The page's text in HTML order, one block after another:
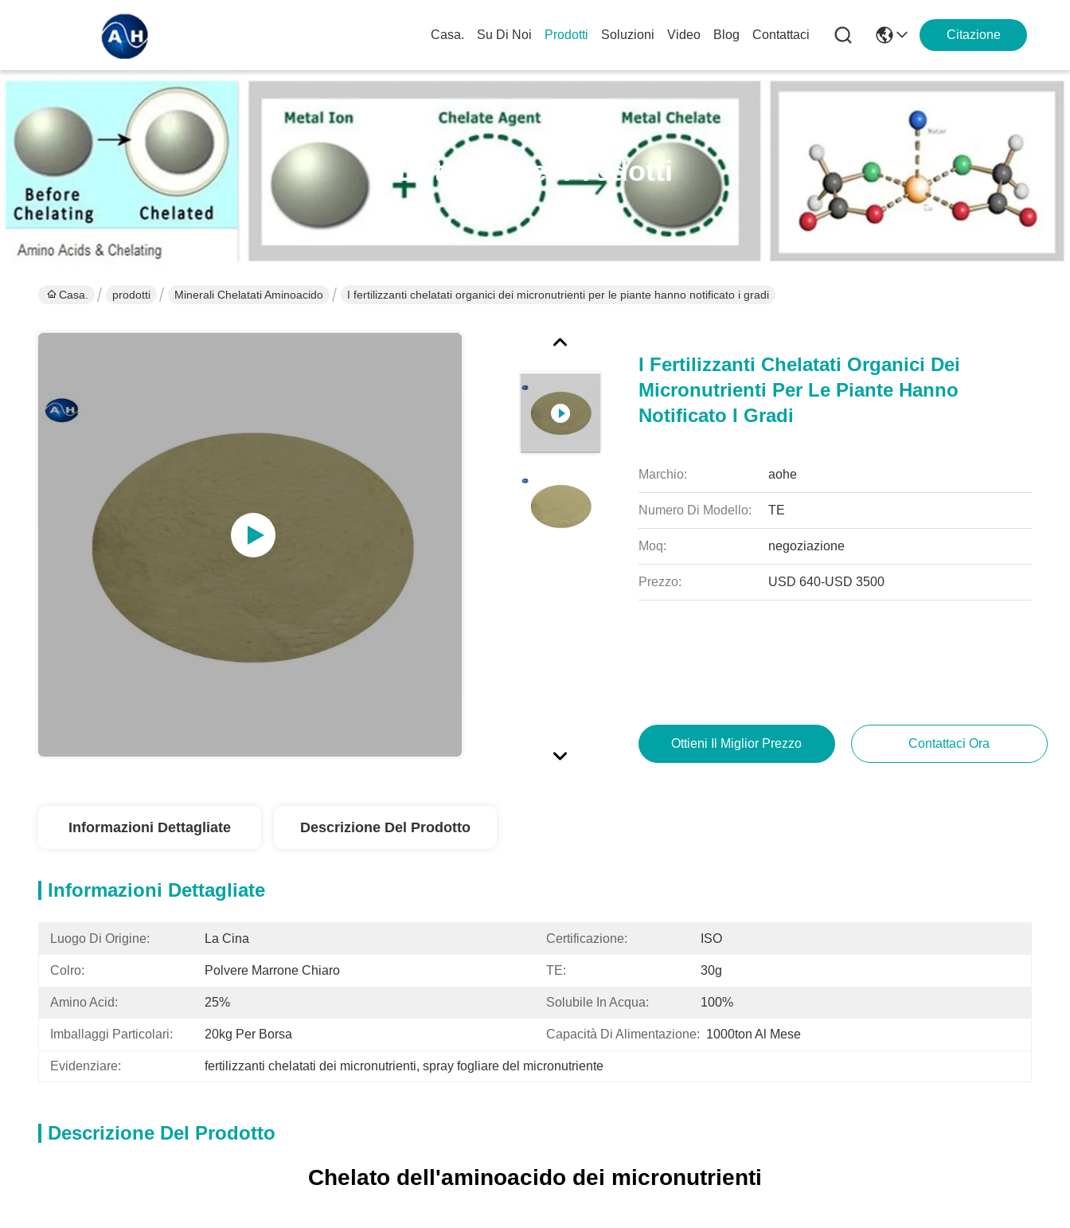
Casa. Su Di Noi Prodotti Soluzioni Video Blog Contattaci Citazione
Dettagli Dei Prodotti
Casa. prodotti Minerali Chelatati Aminoacido I fertilizzanti chelatati organici dei micronutrienti per le piante hanno notificato i gradi
I Fertilizzanti Chelatati Organici Dei
Micronutrienti Per Le Piante Hanno
Notificato I Gradi
Marchio: aohe
Numero Di Modello: TE
Moq: negoziazione
Prezzo: USD 640-USD 3500
Ottieni Il Miglior Prezzo Contattaci Ora
Informazioni Dettagliate Descrizione Del Prodotto
Informazioni Dettagliate
Luogo Di Origine: La Cina Certificazione: ISO
Colro: Polvere Marrone Chiaro TE: 30g
Amino Acid: 25% Solubile In Acqua: 100%
Imballaggi Particolari: 20kg Per Borsa Capacità Di Alimentazione: 1000ton Al Mese
Evidenziare: fertilizzanti chelatati dei micronutrienti, spray fogliare del micronutriente
Descrizione Del Prodotto
Chelato dell'aminoacido dei micronutrienti